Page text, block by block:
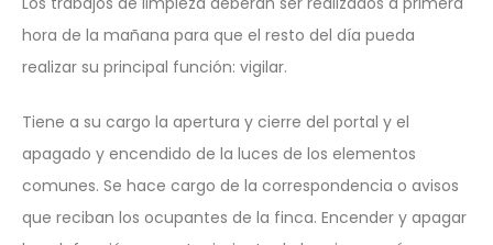
hora de la mañana para que el resto del día pueda
realizar su principal función: vigilar.
Tiene a su cargo la apertura y cierre del portal y el
apagado y encendido de la luces de los elementos
comunes. Se hace cargo de la correspondencia o avisos
que reciban los ocupantes de la finca. Encender y apagar